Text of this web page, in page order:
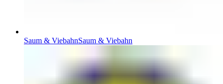
Saum & ViebahnSaum & Viebahn